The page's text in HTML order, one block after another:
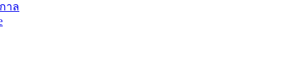
าล